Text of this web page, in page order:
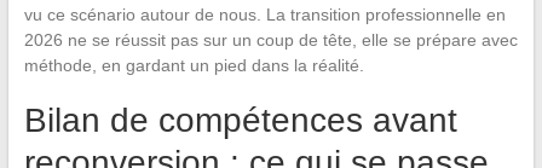
vu ce scénario autour de nous. La transition professionnelle en
2026 ne se réussit pas sur un coup de tête, elle se prépare avec
méthode, en gardant un pied dans la réalité.
Bilan de compétences avant